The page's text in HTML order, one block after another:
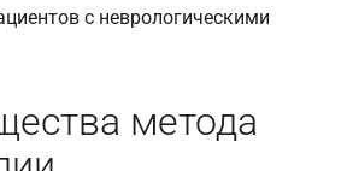
с неврологическими
метода